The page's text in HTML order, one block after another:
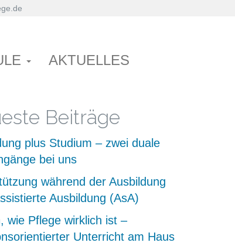
AKTUELLES
Beiträge
plus Studium – zwei duale
bei uns
während der Ausbildung
Ausbildung (AsA)
wie Pflege wirklich ist –
Unterricht am Haus